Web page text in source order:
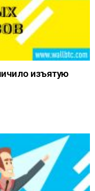
изъятую